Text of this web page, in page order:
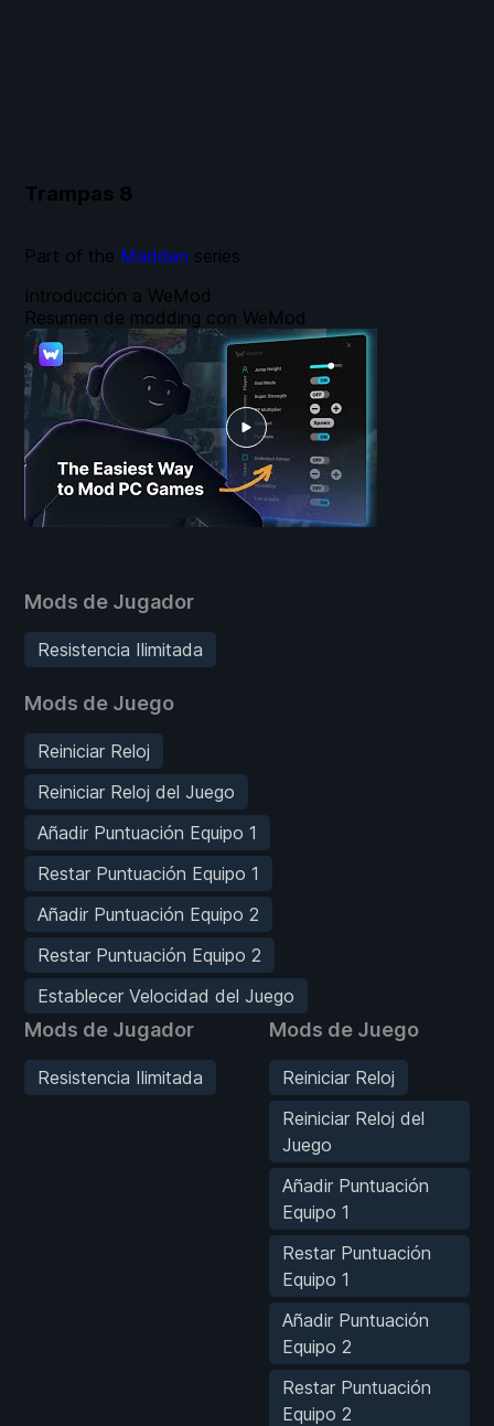
Trampas 8
Mods de Jugador
Resistencia Ilimitada
Mods de Juego
Reiniciar Reloj
Reiniciar Reloj del Juego
Añadir Puntuación Equipo 1
Restar Puntuación Equipo 1
Añadir Puntuación Equipo 2
Restar Puntuación Equipo 2
Establecer Velocidad del Juego
Mods de Jugador
Resistencia Ilimitada
Mods de Juego
Reiniciar Reloj
Reiniciar Reloj del
Juego
Añadir Puntuación
Equipo 1
Restar Puntuación
Equipo 1
Añadir Puntuación
Equipo 2
Restar Puntuación
Equipo 2
Introducción a WeMod
Resumen de modding con WeMod
Part of the Madden series